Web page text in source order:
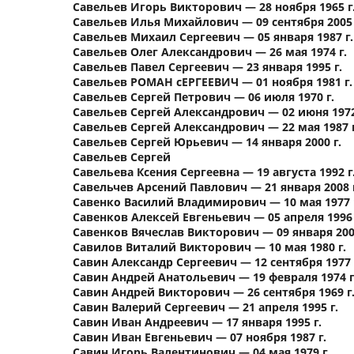
Савельев Игорь Викторович — 28 ноября 1965
Савельев Илья Михайлович — 09 сентября 2005
Савельев Михаил Сергеевич — 05 января 1987 г.
Савельев Олег Александрович — 26 мая 1974 г.
Савельев Павел Сергеевич — 23 января 1995 г.
Савельев РОМАН сЕРГЕЕВИЧ — 01 ноября 1981 г.
Савельев Сергей Петрович — 06 июля 1970 г.
Савельев Сергей Александрович — 02 июня
Савельев Сергей Александрович — 22 мая 1987
Савельев Сергей Юрьевич — 14 января 2000 г.
Савельев Сергей
Савельева Ксения Сергеевна — 19 августа 1992
Савельчев Арсений Павлович — 21 января 2008
Савенко Василий Владимирович — 10 мая 1977
Савенков Алексей Евгеньевич — 05 апреля 1996
Савенков Вячеслав Викторович — 09 января
Савилов Виталий Викторович — 10 мая 1980 г.
Савин Александр Сергеевич — 12 сентября 1977
Савин Андрей Анатольевич — 19 февраля 1974
Савин Андрей Викторович — 26 сентября 1969 г.
Савин Валерий Сергеевич — 21 апреля 1995 г.
Савин Иван Андреевич — 17 января 1995 г.
Савин Иван Евгеньевич — 07 ноября 1987 г.